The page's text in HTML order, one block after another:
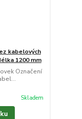
kabelových
1200 mm
Označení
Skladem